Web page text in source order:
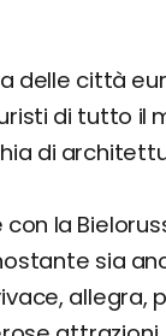
delle città
di tutto il
di
la
sia
allegra,